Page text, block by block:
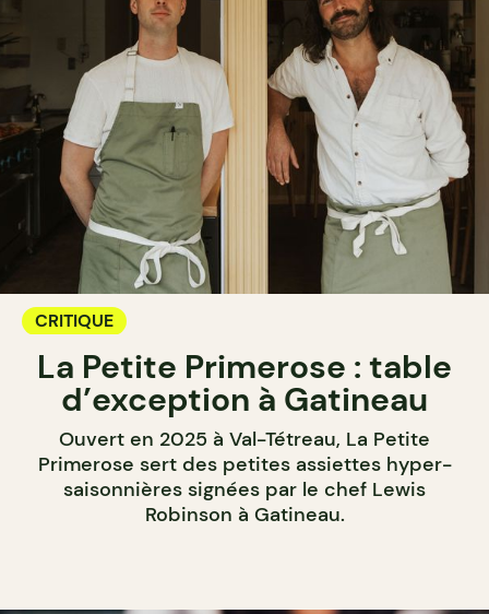
CRITIQUE
La Petite Primerose : table
d’exception à Gatineau
Ouvert en 2025 à Val-Tétreau, La Petite
Primerose sert des petites assiettes hyper-
saisonnières signées par le chef Lewis
Robinson à Gatineau.